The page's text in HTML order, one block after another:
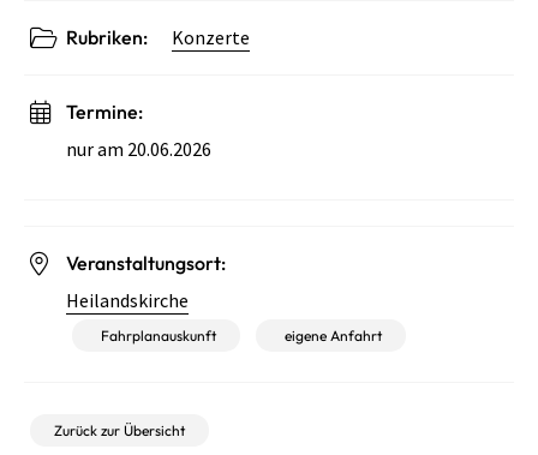
Rubriken: Konzerte
Termine:
nur am 20.06.2026
Veranstaltungsort:
Heilandskirche
Fahrplanauskunft eigene Anfahrt
Zurück zur Übersicht